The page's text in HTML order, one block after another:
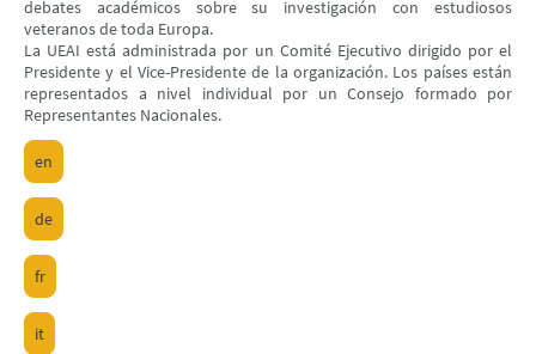
debates académicos sobre su investigación con estudiosos
veteranos de toda Europa.
La UEAI está administrada por un Comité Ejecutivo dirigido por el
Presidente y el Vice-Presidente de la organización. Los países están
representados a nivel individual por un Consejo formado por
Representantes Nacionales.
en
de
fr
it